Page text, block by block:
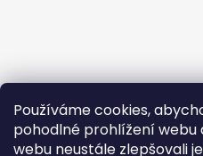
Používáme cookies,
pohodlné prohlížení webu
webu neustále zlepšovali